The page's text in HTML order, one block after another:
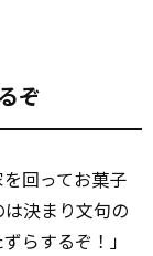
ぞ
回ってお菓子
は決まり文句の
らするぞ！」